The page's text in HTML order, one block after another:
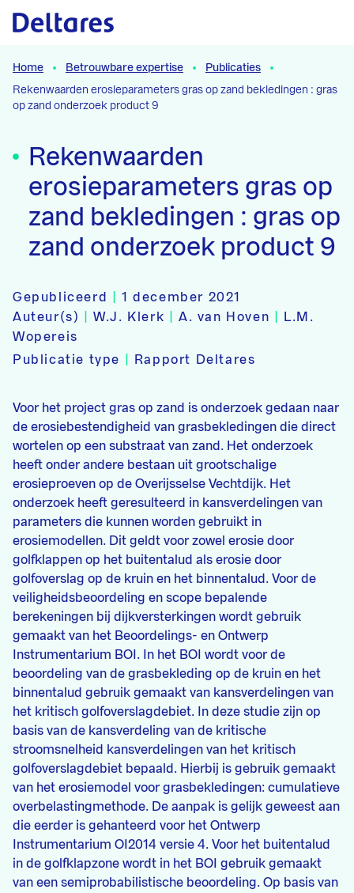
Naar hoofdcontent
Home Betrouwbare expertise
Publicaties
Rekenwaarden erosieparameters gras op zand bekledingen : gras
op zand onderzoek product 9
Rekenwaarden
erosieparameters gras op
zand bekledingen : gras op
zand onderzoek product 9
Gepubliceerd |1 december 2021
Auteur(s)
|W.J. Klerk |A. van Hoven
L.M.
Wopereis
Publicatie type
Rapport Deltares
Voor het project gras op zand is onderzoek gedaan naar
de erosiebestendigheid van grasbekledingen die direct
wortelen op een substraat van zand. Het onderzoek
heeft onder andere bestaan uit grootschalige
erosieproeven op de Overijsselse Vechtdijk. Het
onderzoek heeft geresulteerd in kansverdelingen van
parameters die kunnen worden gebruikt in
erosiemodellen. Dit geldt voor zowel erosie door
golfklappen op het buitentalud als erosie door
golfoverslag op de kruin en het binnentalud. Voor de
veiligheidsbeoordeling en scope bepalende
berekeningen bij dijkversterkingen wordt gebruik
gemaakt van het Beoordelings- en Ontwerp
Instrumentarium BOI. In het BOI wordt voor de
beoordeling van de grasbekleding op de kruin en het
binnentalud gebruik gemaakt van kansverdelingen van
het kritisch golfoverslagdebiet. In deze studie zijn op
basis van de kansverdeling van de kritische
stroomsnelheid kansverdelingen van het kritisch
golfoverslagdebiet bepaald. Hierbij is gebruik gemaakt
van het erosiemodel voor grasbekledingen: cumulatieve
overbelastingmethode. De aanpak is gelijk geweest aan
die eerder is gehanteerd voor het Ontwerp
Instrumentarium OI2014 versie 4. Voor het buitentalud
in de golfklapzone wordt in het BOI gebruik gemaakt
van een semiprobabilistische beoordeling. Op basis van